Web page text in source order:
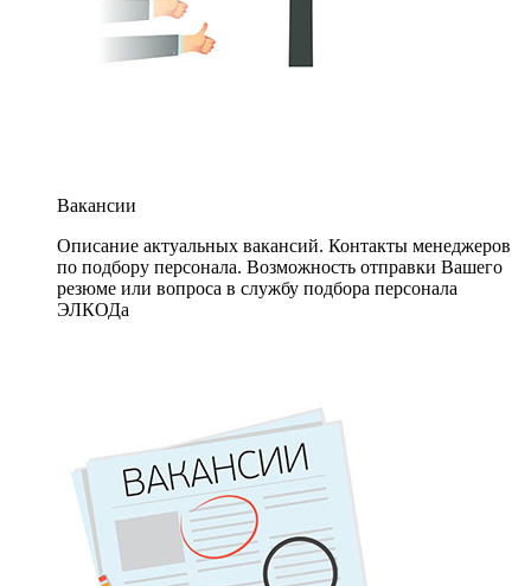
Вакансии
Описание актуальных вакансий. Контакты менеджеров
по подбору персонала. Возможность отправки Вашего
резюме или вопроса в службу подбора персонала
ЭЛКОДа